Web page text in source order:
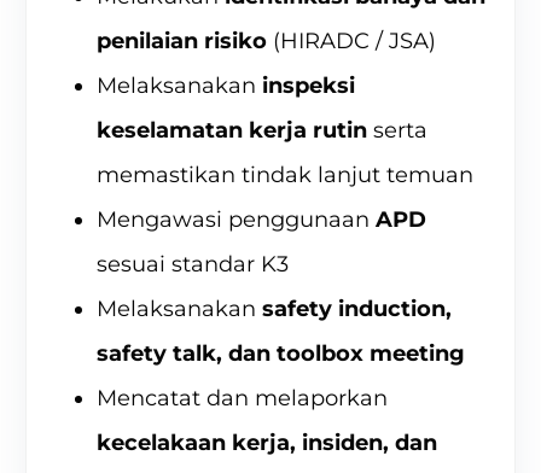
penilaian risiko(HIRADC / JSA)
Melaksanakan inspeksi
keselamatan kerja rutinserta
memastikan tindak lanjut temuan
Mengawasi penggunaan APD
sesuai standar K3
Melaksanakan safety induction,
safety talk, dan toolbox meeting
Mencatat dan melaporkan
kecelakaan kerja, insiden, dan